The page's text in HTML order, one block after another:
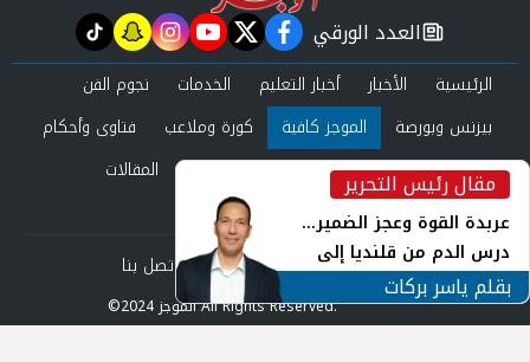
مقال رئيس التحرير
عربدة القوة وعجز الضمير...
درس الدم من قلنديا إلى
جنوب لبنان
بقلم ياسر بركات
newspaper
العدد الورقي facebook
twitter
youtube
instagram
snapchat
tiktok
الرئيسية الأخبار أخبار التعليم الخدمات
نجوم الفن
بيزنس وبورصة
الموجز كافية كورة وملاعب
فتاوى وأحكام
صحة وجمال
عرب وعالم حوادث ومحاكم
المقالات
العدد الورقي
من نحن
سياسة الخصوصية اتصل بنا
©2024 الموجز All Rights Reserved.